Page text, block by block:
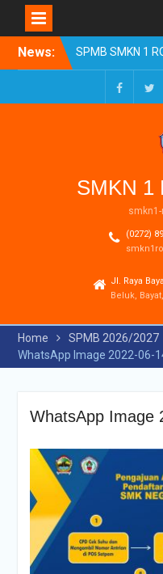
News:
SPMB SMKN 1
Tahun Ajaran
Resmi Dibuka
Pengumuman
Tahun Ajaran
Realisasi Dana
Reguler Tahap
SMKN 1
(0272)
Jl. Raya
Beluk,
Home
SPMB 2026/2027
WhatsApp Image 2022-06-
WhatsApp Image